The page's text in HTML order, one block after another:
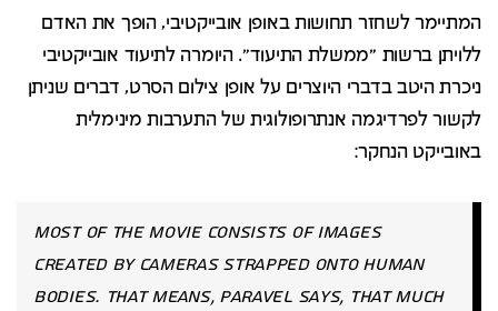
המתיימר לשחזר תחושות באופן אובייקטיבי, הופך את האדם
ללויתן ברשות "ממשלת התיעוד". היומרה לתיעוד אובייקטיבי
ניכרת היטב בדברי היוצרים על אופן צילום הסרט, דברים שניתן
לקשור לפרדיגמה אנתרופולוגית של התערבות מינימלית
באובייקט הנחקר:
Most of the movie consists of images
created by cameras strapped onto human
bodies. That means, Paravel says, that much